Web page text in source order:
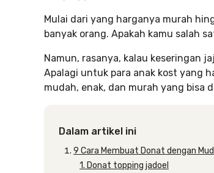
Mulai dari yang harganya murah
banyak orang. Apakah kamu salah
Namun, rasanya, kalau keseringan
Apalagi untuk para anak kost yang
mudah, enak, dan murah yang bisa
Dalam artikel ini
9 Cara Membuat Donat dengan
1. Donat topping jadoel